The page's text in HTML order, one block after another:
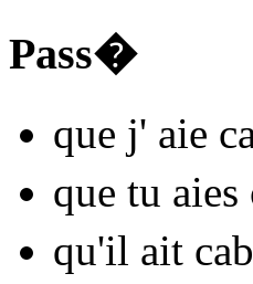
Pass�
que j' aie
que tu aies
qu'il ait